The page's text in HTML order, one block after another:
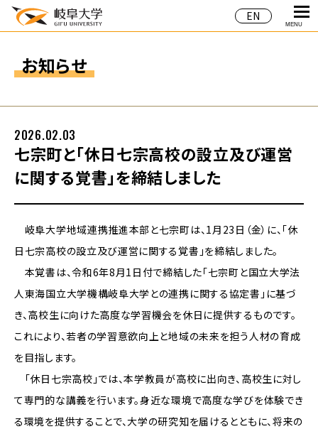
EN
MENU
お知らせ
七宗町と「休日七宗高校の設立及び運営
に関する覚書」を締結しました
2026.02.03
岐阜大学地域連携推進本部と七宗町は、1月23日（金）に、「休
日七宗高校の設立及び運営に関する覚書」を締結しました。
本覚書は、令和6年8月1日付で締結した「七宗町と国立大学法
人東海国立大学機構岐阜大学との連携に関する協定書」に基づ
き、高校生に向けた高度な学習機会を休日に提供するものです。
これにより、若者の学習意欲向上と地域の未来を担う人材の育成
を目指します。
「休日七宗高校」では、本学教員が高校に出向き、高校生に対し
て専門的な講義を行います。身近な環境で高度な学びを体験でき
る環境を提供することで、大学の研究知を届けるとともに、将来の